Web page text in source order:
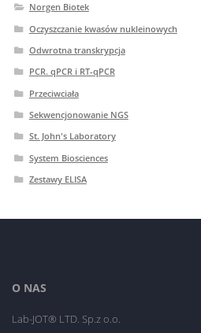
Norgen Biotek
Oczyszczanie kwasów nukleinowych
Odwrotna transkrypcja
PCR. qPCR i RT-qPCR
Przeciwciała
Sekwencjonowanie NGS
St. John's Laboratory
System Biosciences
Zestawy ELISA
O NAS
Lab-JOT® LTD. Sp.z o.o.